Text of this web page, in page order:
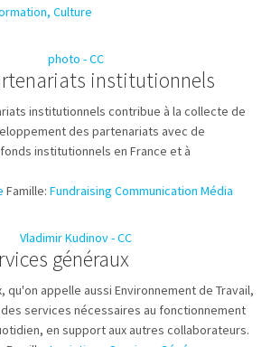
Culture
institutionnels
institutionnels contribue à la collecte de
des partenariats avec de
institutionnels en France et à
Famille: Fundraising Communication Média
généraux
qu'on appelle aussi Environnement de Travail,
services nécessaires au fonctionnement
en support aux autres collaborateurs.